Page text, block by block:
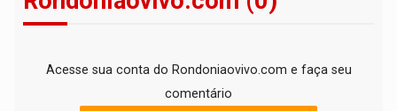
Acesse sua conta do Rondoniaovivo.com e faça seu
comentário